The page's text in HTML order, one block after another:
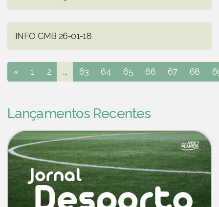
INFO CMB 26-01-18
« 1 2 ... 63 64 65 66 67 68
Lançamentos Recentes